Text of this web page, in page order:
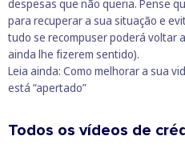
despesas que não queria. Pense
para recuperar a sua situação e
tudo se recompuser poderá voltar
ainda lhe fizerem sentido).
Leia ainda: Como melhorar a sua
está “apertado”
Todos os vídeos de